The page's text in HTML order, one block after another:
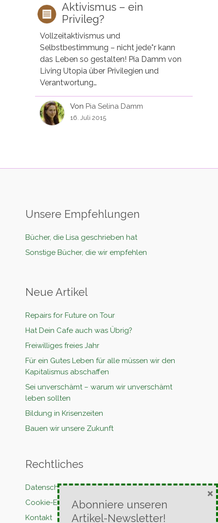
Aktivismus – ein
Privileg?
Vollzeitaktivismus und
Selbstbestimmung – nicht jede*r kann
das Leben so gestalten! Pia Damm von
Living Utopia über Privilegien und
Verantwortung…
Von Pia Selina Damm
16. Juli 2015
Unsere Empfehlungen
Bücher, die Lisa geschrieben hat
Sonstige Bücher, die wir empfehlen
Neue Artikel
Repairs for Future on Tour
Hat Dein Cafe auch was Übrig?
Freiwilliges freies Jahr
Für ein Gutes Leben für alle müssen wir den
Kapitalismus abschaffen
Sei unverschämt – warum wir unverschämt
leben sollten
Bildung in Krisenzeiten
Bauen wir unsere Zukunft
Rechtliches
Datenschutzerklärung
Cookie-Erklärung
Kontakt
Abonniere unseren
Artikel-Newsletter!
×